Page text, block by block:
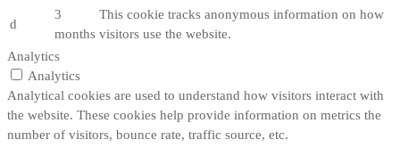
d
3
months
This cookie tracks anonymous information on how
visitors use the website.
Analytics
Analytics
Analytical cookies are used to understand how visitors interact with
the website. These cookies help provide information on metrics the
number of visitors, bounce rate, traffic source, etc.